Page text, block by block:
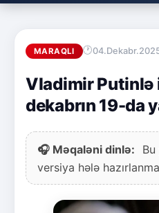
MARAQLI
Vladimir Putinlə
dekabrın 19-da
🎧 Məqaləni dinlə:
Bu
versiya hələ